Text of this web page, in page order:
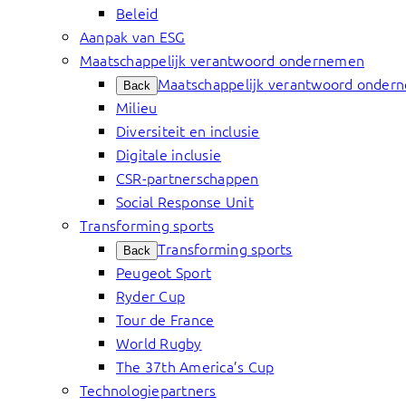
Beleid
Aanpak van ESG
Maatschappelijk verantwoord ondernemen
Back Maatschappelijk verantwoord
Milieu
Diversiteit en inclusie
Digitale inclusie
CSR-partnerschappen
Social Response Unit
Transforming sports
Back Transforming sports
Peugeot Sport
Ryder Cup
Tour de France
World Rugby
The 37th America’s Cup
Technologiepartners